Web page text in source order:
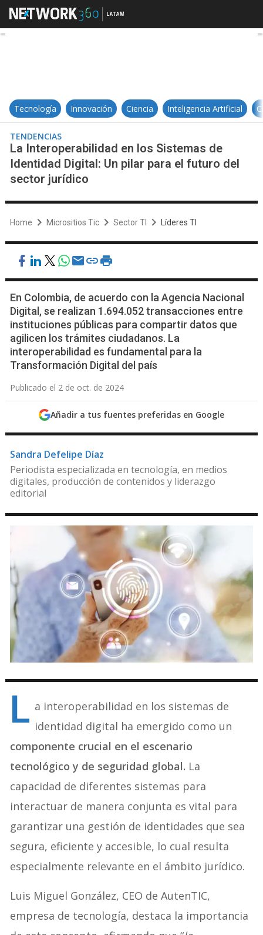
La Interoperabilidad en los
Tecnología Innovación Ciencia Inteligencia Artificial
TENDENCIAS
La Interoperabilidad en los Sistemas de
Identidad Digital: Un pilar para el futuro del
sector jurídico
Home Micrositios Tic Sector TI Líderes TI
En Colombia, de acuerdo con la Agencia Nacional
Digital, se realizan 1.694.052 transacciones entre
instituciones públicas para compartir datos que
agilicen los trámites ciudadanos. La
interoperabilidad es fundamental para la
Transformación Digital del país
Publicado el 2 de oct. de 2024
Añadir a tus fuentes preferidas en Google
Sandra Defelipe Díaz
Periodista especializada en tecnología, en medios
digitales, producción de contenidos y liderazgo
editorial
L a interoperabilidad en los sistemas de
identidad digital ha emergido como un
componente crucial en el escenario
tecnológico y de seguridad global. La
capacidad de diferentes sistemas para
interactuar de manera conjunta es vital para
garantizar una gestión de identidades que sea
segura, eficiente y accesible, lo cual resulta
especialmente relevante en el ámbito jurídico.
Luis Miguel González, CEO de AutenTIC,
empresa de tecnología, destaca la importancia